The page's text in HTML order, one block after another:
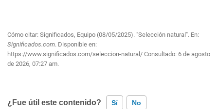
Cómo citar: Significados, Equipo (08/05/2025). "Selección natural". En:
Significados.com. Disponible en:
https://www.significados.com/seleccion-natural/ Consultado: 6 de agosto
de 2026, 07:27 am.
¿Fue útil este contenido? Sí No